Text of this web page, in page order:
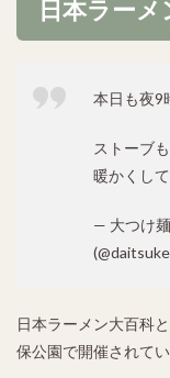
日本ラー
本日も夜9
ストーブ
暖かくし
— 大つけ
日本ラーメン大百科
保公園で開催されてい